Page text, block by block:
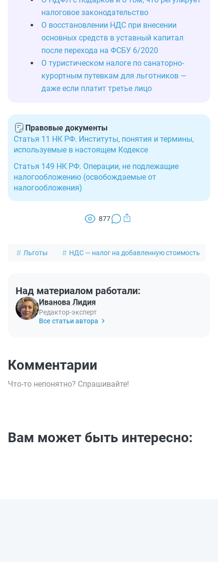
налоговое законодательство
О восстановлении НДС при внесении
основных средств в уставный капитал
после перехода на ФСБУ 6/2020
О туристическом налоге по санаторно-
курортным путевкам для льготников —
даже если платит третье лицо
Правовые документы
Статья 11 НК РФ. Институты, понятия и термины,
используемые в настоящем Кодексе
Статья 149 НК РФ. Операции, не подлежащие
налогообложению (освобождаемые от
налогообложения)
877
Льготы НДС — налог на добавленную стоимость
Над материалом работали:
Иванова Лидия
Редактор-эксперт
Все статьи автора
Комментарии
Что-то непонятно? Спрашивайте!
Вам может быть интересно: